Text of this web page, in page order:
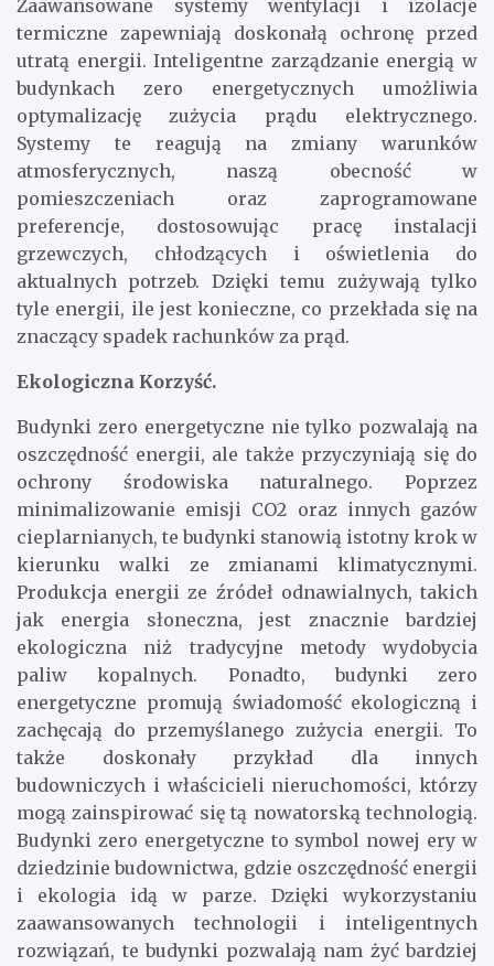
Zaawansowane systemy wentylacji i izolacje
termiczne zapewniają doskonałą ochronę przed
utratą energii. Inteligentne zarządzanie energią w
budynkach zero energetycznych umożliwia
optymalizację zużycia prądu elektrycznego.
Systemy te reagują na zmiany warunków
atmosferycznych, naszą obecność w
pomieszczeniach oraz zaprogramowane
preferencje, dostosowując pracę instalacji
grzewczych, chłodzących i oświetlenia do
aktualnych potrzeb. Dzięki temu zużywają tylko
tyle energii, ile jest konieczne, co przekłada się na
znaczący spadek rachunków za prąd.
Ekologiczna Korzyść.
Budynki zero energetyczne nie tylko pozwalają na
oszczędność energii, ale także przyczyniają się do
ochrony środowiska naturalnego. Poprzez
minimalizowanie emisji CO2 oraz innych gazów
cieplarnianych, te budynki stanowią istotny krok w
kierunku walki ze zmianami klimatycznymi.
Produkcja energii ze źródeł odnawialnych, takich
jak energia słoneczna, jest znacznie bardziej
ekologiczna niż tradycyjne metody wydobycia
paliw kopalnych. Ponadto, budynki zero
energetyczne promują świadomość ekologiczną i
zachęcają do przemyślanego zużycia energii. To
także doskonały przykład dla innych
budowniczych i właścicieli nieruchomości, którzy
mogą zainspirować się tą nowatorską technologią.
Budynki zero energetyczne to symbol nowej ery w
dziedzinie budownictwa, gdzie oszczędność energii
i ekologia idą w parze. Dzięki wykorzystaniu
zaawansowanych technologii i inteligentnych
rozwiązań, te budynki pozwalają nam żyć bardziej